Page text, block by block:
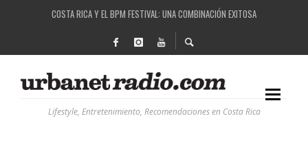
COSTA RICA Y EL BPM FESTIVAL: UNA COMBINACIÓN EXITOSA
RUTAS NATURBANAS: EL PROYECTO QUE ESTÁ TRANSFORMANDO LA CALIDAD DE
LA HISTORIA DETRÁS DE LA MÚSICA ELECTRÓNICA: BBC RADIOPHONIC WORKSHOP
Lifestyle, Entretenimiento, Recomendaciones en Costa Rica